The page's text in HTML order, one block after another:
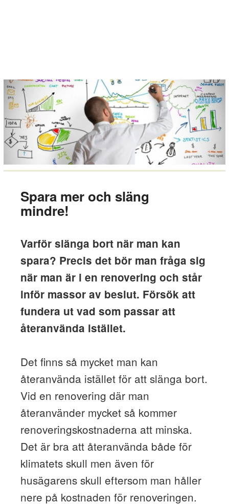
Spara mer och släng
mindre!
Varför slänga bort när man kan
spara? Precis det bör man fråga sig
när man är i en renovering och står
inför massor av beslut. Försök att
fundera ut vad som passar att
återanvända istället.
Det finns så mycket man kan
återanvända istället för att slänga bort.
Vid en renovering där man
återanvänder mycket så kommer
renoveringskostnaderna att minska.
Det är bra att återanvända både för
klimatets skull men även för
husägarens skull eftersom man håller
nere på kostnaden för renoveringen.